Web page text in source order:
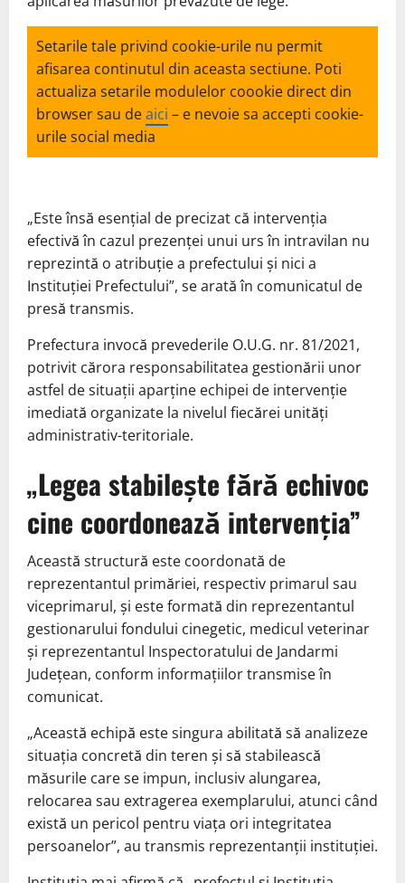
Setarile tale privind cookie-urile nu permit
afisarea continutul din aceasta sectiune. Poti
actualiza setarile modulelor coookie direct din
browser sau deaici – e nevoie sa accepti cookie-
urile social media
„Este însă esențial de precizat că intervenția
efectivă în cazul prezenței unui urs în intravilan nu
reprezintă o atribuție a prefectului și nici a
Instituției Prefectului”, se arată în comunicatul de
presă transmis.
Prefectura invocă prevederile O.U.G. nr. 81/2021,
potrivit cărora responsabilitatea gestionării unor
astfel de situații aparține echipei de intervenție
imediată organizate la nivelul fiecărei unități
administrativ-teritoriale.
„Legea stabilește fără echivoc
cine coordonează intervenția”
Această structură este coordonată de
reprezentantul primăriei, respectiv primarul sau
viceprimarul, și este formată din reprezentantul
gestionarului fondului cinegetic, medicul veterinar
și reprezentantul Inspectoratului de Jandarmi
Județean, conform informațiilor transmise în
comunicat.
„Această echipă este singura abilitată să analizeze
situația concretă din teren și să stabilească
măsurile care se impun, inclusiv alungarea,
relocarea sau extragerea exemplarului, atunci când
există un pericol pentru viața ori integritatea
persoanelor”, au transmis reprezentanții instituției.